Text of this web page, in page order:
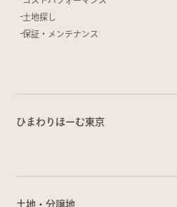
土地探し
保証・メンテナンス
ひまわりほーむ東京
土地・分譲地